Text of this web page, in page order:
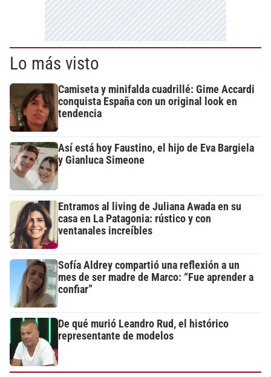
Lo más visto
Camiseta y minifalda cuadrillé: Gime Accardi
conquista España con un original look en
tendencia
Así está hoy Faustino, el hijo de Eva Bargiela
y Gianluca Simeone
Entramos al living de Juliana Awada en su
casa en La Patagonia: rústico y con
ventanales increíbles
Sofía Aldrey compartió una reflexión a un
mes de ser madre de Marco: “Fue aprender a
confiar”
De qué murió Leandro Rud, el histórico
representante de modelos